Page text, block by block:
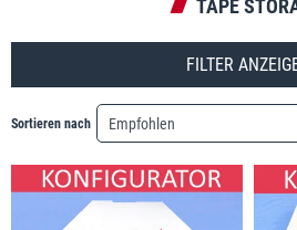
TAPE
FILTER